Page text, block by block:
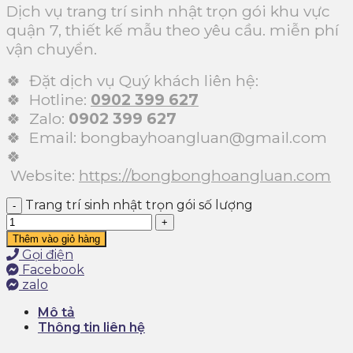
Dịch vụ trang trí sinh nhật trọn gói khu vực
quận 7, thiết kế mẫu theo yêu cầu. miễn phí
vận chuyển.
🍀 Đặt dịch vụ Quý khách liên hệ:
🍀 Hotline: 0902 399 627
🍀 Zalo: 0902 399 627
🍀 Email: bongbayhoangluan@gmail.com
🍀
Website: https://bongbonghoangluan.com
Trang trí sinh nhật trọn gói số lượng
Thêm vào giỏ hàng
Gọi điện
Facebook
zalo
Mô tả
Thông tin liên hệ